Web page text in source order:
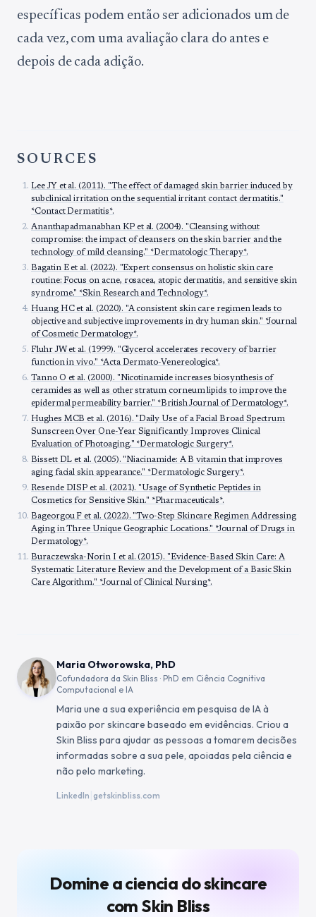
específicas podem então ser adicionados um de
cada vez, com uma avaliação clara do antes e
depois de cada adição.
SOURCES
Lee JY et al. (2011). "The effect of damaged skin barrier induced by
subclinical irritation on the sequential irritant contact dermatitis."
*Contact Dermatitis*.
Ananthapadmanabhan KP et al. (2004). "Cleansing without
compromise: the impact of cleansers on the skin barrier and the
technology of mild cleansing." *Dermatologic Therapy*.
Bagatin E et al. (2022). "Expert consensus on holistic skin care
routine: Focus on acne, rosacea, atopic dermatitis, and sensitive skin
syndrome." *Skin Research and Technology*.
Huang HC et al. (2020). "A consistent skin care regimen leads to
objective and subjective improvements in dry human skin." *Journal
of Cosmetic Dermatology*.
Fluhr JW et al. (1999). "Glycerol accelerates recovery of barrier
function in vivo." *Acta Dermato-Venereologica*.
Tanno O et al. (2000). "Nicotinamide increases biosynthesis of
ceramides as well as other stratum corneum lipids to improve the
epidermal permeability barrier." *British Journal of Dermatology*.
Hughes MCB et al. (2016). "Daily Use of a Facial Broad Spectrum
Sunscreen Over One-Year Significantly Improves Clinical
Evaluation of Photoaging." *Dermatologic Surgery*.
Bissett DL et al. (2005). "Niacinamide: A B vitamin that improves
aging facial skin appearance." *Dermatologic Surgery*.
Resende DISP et al. (2021). "Usage of Synthetic Peptides in
Cosmetics for Sensitive Skin." *Pharmaceuticals*.
Bageorgou F et al. (2022). "Two-Step Skincare Regimen Addressing
Aging in Three Unique Geographic Locations." *Journal of Drugs in
Dermatology*.
Buraczewska-Norin I et al. (2015). "Evidence-Based Skin Care: A
Systematic Literature Review and the Development of a Basic Skin
Care Algorithm." *Journal of Clinical Nursing*.
Maria Otworowska, PhD
Cofundadora da Skin Bliss · PhD em Ciência Cognitiva
Computacional e IA
Maria une a sua experiência em pesquisa de IA à
paixão por skincare baseado em evidências. Criou a
Skin Bliss para ajudar as pessoas a tomarem decisões
informadas sobre a sua pele, apoiadas pela ciência e
não pelo marketing.
LinkedIn getskinbliss.com
Domine a ciencia do skincare
com Skin Bliss